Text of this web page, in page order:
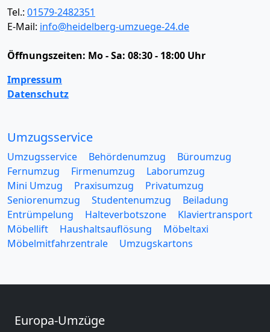
Tel.: 01579-2482351
E-Mail: info@heidelberg-umzuege-24.de
Öffnungszeiten: Mo - Sa: 08:30 - 18:00 Uhr
Impressum
Datenschutz
Umzugsservice
Umzugsservice Behördenumzug
Büroumzug
Fernumzug
Firmenumzug
Laborumzug
Mini Umzug
Praxisumzug
Privatumzug
Seniorenumzug
Studentenumzug
Beiladung
Entrümpelung
Halteverbotszone
Klaviertransport
Möbellift
Haushaltsauflösung
Möbeltaxi
Möbelmitfahrzentrale
Umzugskartons
Europa-Umzüge